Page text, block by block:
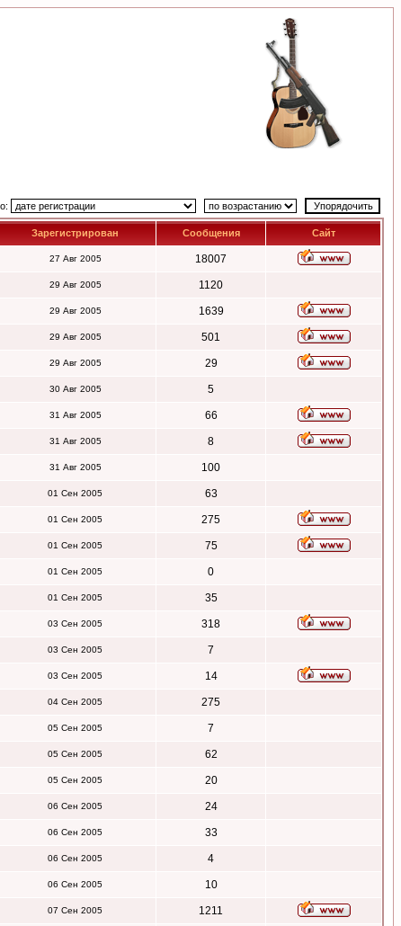
Зарегистрирован Сообщения Сайт
27 Авг 2005 18007
29 Авг 2005 1120
29 Авг 2005 1639
29 Авг 2005 501
29 Авг 2005 29
30 Авг 2005 5
31 Авг 2005 66
31 Авг 2005 8
31 Авг 2005 100
01 Сен 2005 63
01 Сен 2005 275
01 Сен 2005 75
01 Сен 2005 0
01 Сен 2005 35
03 Сен 2005 318
03 Сен 2005 7
03 Сен 2005 14
04 Сен 2005 275
05 Сен 2005 7
05 Сен 2005 62
05 Сен 2005 20
06 Сен 2005 24
06 Сен 2005 33
06 Сен 2005 4
06 Сен 2005 10
07 Сен 2005 1211